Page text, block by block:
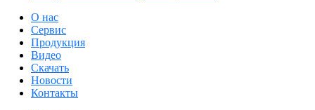
О нас
Сервис
Продукция
Видео
Скачать
Новости
Контакты